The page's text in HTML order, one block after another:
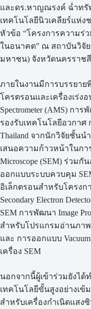
และดร.หาญณรงค์ ฉ่ำทรั
เทคโนโลยีนิวเคลียร์แห่ง
หัวข้อ “โครงการความร่ว
ในอนาคต” ณ สถาบันวิจั
มหาชน) จังหวัดนครราช
ภายในงานมีการบรรยาย
โครตรอนและเครื่องเร่ง
Spectrometer (AMS) ก
รองรับเทคโนโลยีอวกาศ
Thailand จากนักวิจัยชั้นน
เสนอความก้าวหน้าในกา
Microscope (SEM) ร่วม
ออกแบบระบบควบคุม
อิเล็กตรอนสำหรับโครง
Secondary Electron
SEM การพัฒนา Image
สำหรับโปรแกรมอ่านภา
และ การออกแบบ
เครื่อง SEM
นอกจากนี้ผู้เข้าร่วมยังได้
เทคโนโลยีขั้นสูงอย่างเข้
สำหรับเครื่องกำเนิดแสง